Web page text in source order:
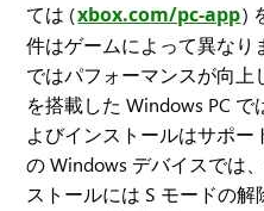
ては (xbox.com/pc-app)
件はゲームによって異なり
ではパフォーマンスが向上
を搭載した Windows PC
よびインストールはサポー
の Windows デバイスでは
ストールには S モードの解